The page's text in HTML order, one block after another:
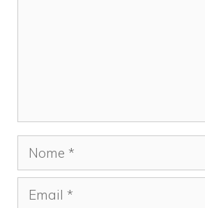
Nome
Email